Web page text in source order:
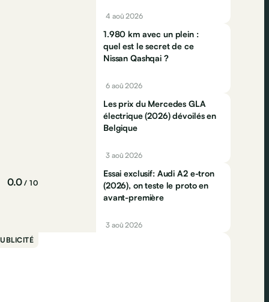
4 aoû 2026
1.980 km avec un plein :
quel est le secret de ce
Nissan Qashqai ?
6 aoû 2026
Les prix du Mercedes GLA
électrique (2026) dévoilés en
Belgique
3 aoû 2026
0.0/ 10
Essai exclusif: Audi A2 e-tron
(2026), on teste le proto en
avant-première
3 aoû 2026